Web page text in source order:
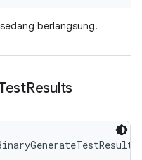
berlangsung.
Results